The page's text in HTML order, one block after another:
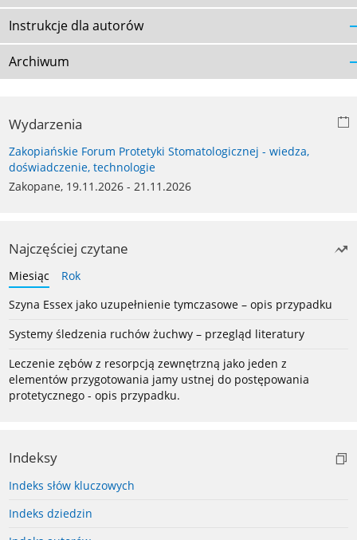
Instrukcje dla autorów
Archiwum
Wydarzenia
Zakopiańskie Forum Protetyki Stomatologicznej - wiedza,
doświadczenie, technologie
Zakopane, 19.11.2026 - 21.11.2026
Najczęściej czytane
Miesiąc
Rok
Szyna Essex jako uzupełnienie tymczasowe – opis przypadku
Systemy śledzenia ruchów żuchwy – przegląd literatury
Leczenie zębów z resorpcją zewnętrzną jako jeden z
elementów przygotowania jamy ustnej do postępowania
protetycznego - opis przypadku.
Indeksy
Indeks słów kluczowych
Indeks dziedzin